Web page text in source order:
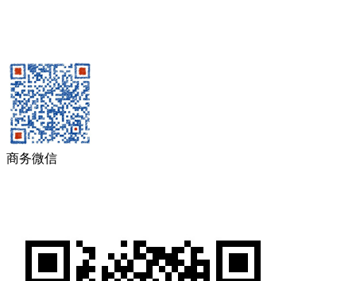
商务微信